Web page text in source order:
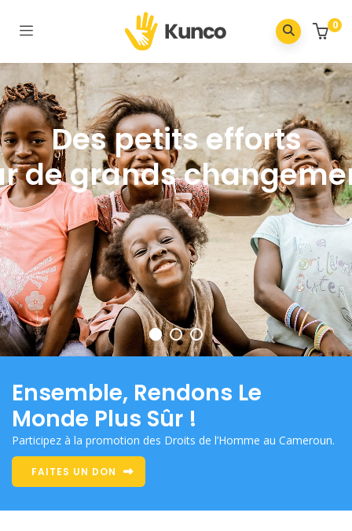
0
Des petits efforts
de grands
Ensemble, Rendons Le
Monde Plus Sûr !
Participez à la promotion des Droits de l’Homme au Cameroun.
FAITES UN DON